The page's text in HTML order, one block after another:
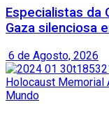
Especialistas da
Gaza silenciosa
6 de Agosto, 2026
Mundo